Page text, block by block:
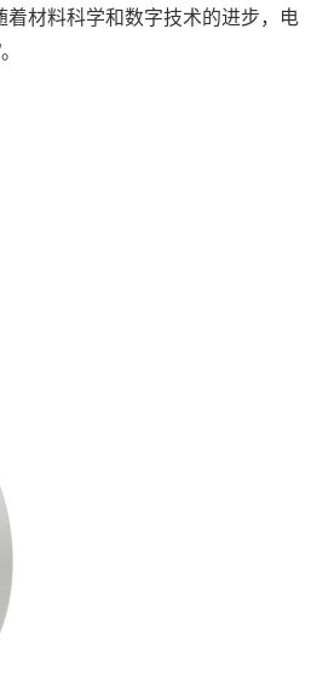
材料科学和数字技术的进步，电